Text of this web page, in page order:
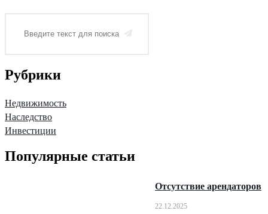
Рубрики
Недвижимость
Наследство
Инвестиции
Популярные статьи
Отсутствие арендаторов
22.12.2025